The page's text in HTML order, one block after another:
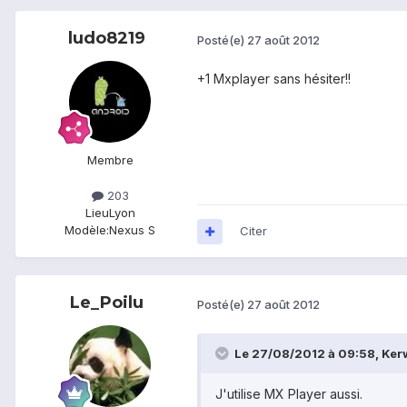
ludo8219
Membre
203
LieuLyon
Modèle:Nexus S
Posté(e) 27 août 2012
+1 Mxplayer sans hésiter!!
Citer
Le_Poilu Posté(e) 27 août 2012
Le 27/08/2012 à 09:58,
J'utilise MX Player aussi.